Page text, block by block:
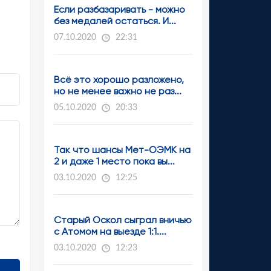
Если разбазаривать - можно
без медалей остаться. И...
07.10.2020 22:31
Всё это хорошо разложено,
но не менее важно не раз...
05.10.2020 20:33
Так что шансы Мет-ОЭМК на
2 и даже 1 место пока вы...
03.10.2020 12:25
Старый Оскол сыграл вничью
с Атомом на выезде 1:1....
03.10.2020 12:23